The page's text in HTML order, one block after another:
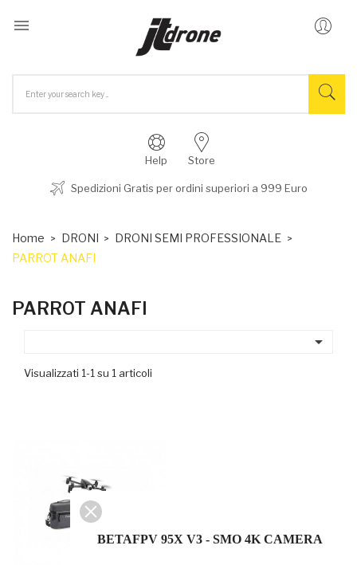

Help Store
Spedizioni Gratis per ordini superiori a 999 Euro
Home DRONI
DRONI SEMI PROFESSIONALE
PARROT ANAFI
PARROT ANAFI

Visualizzati 1-1 su 1 articoli
BETAFPV 95X V3 - SMO 4K CAMERA